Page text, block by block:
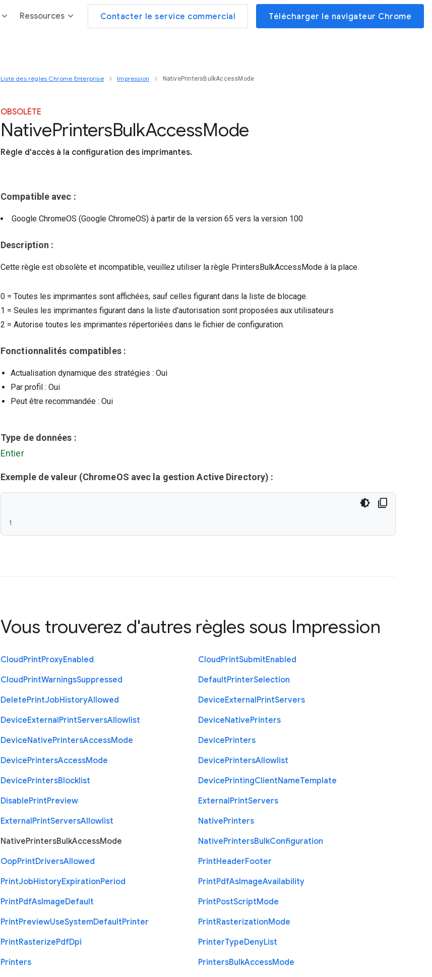
Ressources Contacter le service commercial Télécharger le navigateur Chrome
Liste des règles Chrome Enterprise Impression NativePrintersBulkAccessMode
OBSOLÈTE
NativePrintersBulkAccessMode
Règle d'accès à la configuration des imprimantes.
Compatible avec :
Google ChromeOS (Google ChromeOS) à partir de la version 65 vers la version 100
Description :
Cette règle est obsolète et incompatible, veuillez utiliser la règle PrintersBulkAccessMode à la place.
0 = Toutes les imprimantes sont affichées, sauf celles figurant dans la liste de blocage.
1 = Seules les imprimantes figurant dans la liste d'autorisation sont proposées aux utilisateurs
2 = Autorise toutes les imprimantes répertoriées dans le fichier de configuration.
Fonctionnalités compatibles :
Actualisation dynamique des stratégies : Oui
Par profil : Oui
Peut être recommandée : Oui
Type de données :
Entier
Exemple de valeur (ChromeOS avec la gestion Active Directory) :
1
Vous trouverez d'autres règles sous Impression
CloudPrintProxyEnabled CloudPrintSubmitEnabled
CloudPrintWarningsSuppressed DefaultPrinterSelection
DeletePrintJobHistoryAllowed DeviceExternalPrintServers
DeviceExternalPrintServersAllowlist DeviceNativePrinters
DeviceNativePrintersAccessMode DevicePrinters
DevicePrintersAccessMode DevicePrintersAllowlist
DevicePrintersBlocklist DevicePrintingClientNameTemplate
DisablePrintPreview ExternalPrintServers
ExternalPrintServersAllowlist NativePrinters
NativePrintersBulkAccessMode NativePrintersBulkConfiguration
OopPrintDriversAllowed PrintHeaderFooter
PrintJobHistoryExpirationPeriod PrintPdfAsImageAvailability
PrintPdfAsImageDefault PrintPostScriptMode
PrintPreviewUseSystemDefaultPrinter PrintRasterizationMode
PrintRasterizePdfDpi PrinterTypeDenyList
Printers
PrintersBulkAccessMode